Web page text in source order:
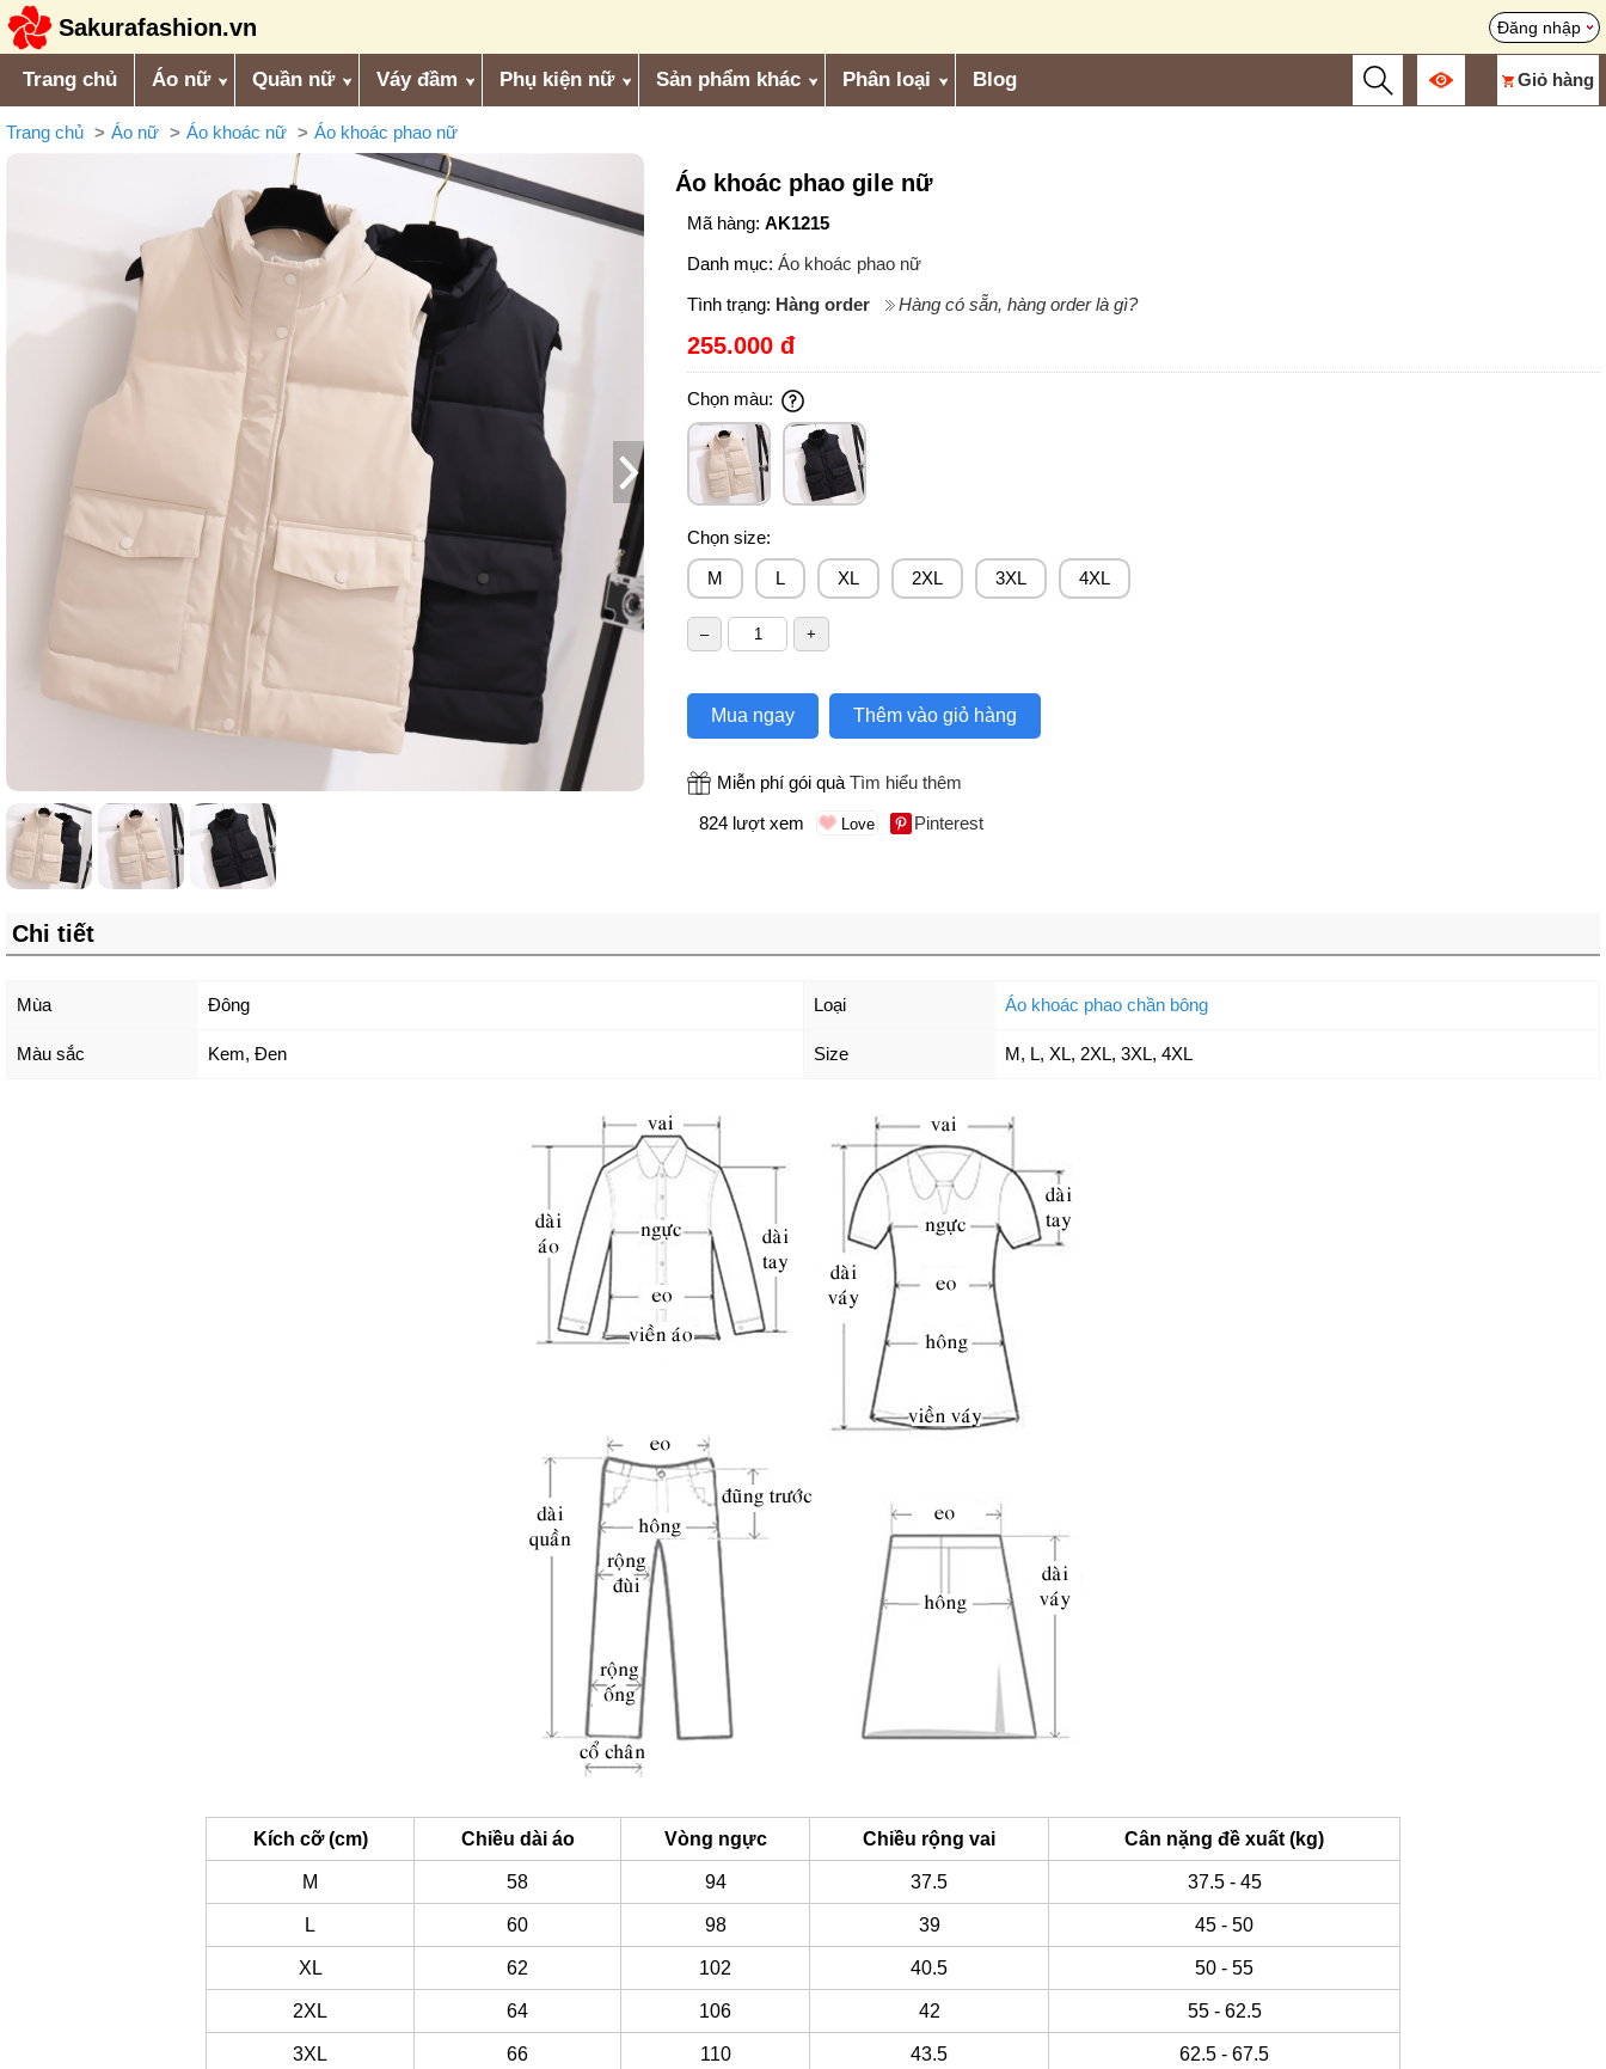
Sakurafashion.vn Đăng nhập
Trang chủ Áo nữ Quần nữ Váy đầm Phụ kiện nữ Sản phẩm khác Phân loại Blog Giỏ hàng
Trang chủ Áo nữ Áo khoác nữ Áo khoác phao nữ
Áo khoác phao gile nữ
Mã hàng:AK1215
Danh mục:Áo khoác phao nữ
Tình trạng: Hàng order Hàng có sẵn, hàng order là gì?
255.000 đ
Chọn màu:
Chọn size:
M
L XL 2XL 3XL 4XL
Mua ngay Thêm vào giỏ hàng
Miễn phí gói quàTìm hiểu thêm
824 lượt xem
Pinterest
Chi tiết
Mùa Đông Loại Áo khoác phao chần bông
Màu sắc Kem, Đen Size M, L, XL, 2XL, 3XL, 4XL
Kích cỡ (cm) Chiều dài áo Vòng ngực Chiều rộng vai Cân nặng đề xuất (kg)
M 58 94 37.5 37.5 - 45
L 60 98 39 45 - 50
XL 62 102 40.5 50 - 55
2XL 64 106 42 55 - 62.5
3XL 66 110 43.5 62.5 - 67.5